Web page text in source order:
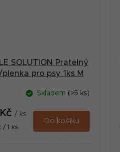
SOLUTION Pratelný
plenka pro psy 1ks M
Skladem (>5 ks)
/ ks
/ 1 ks
Do košíku